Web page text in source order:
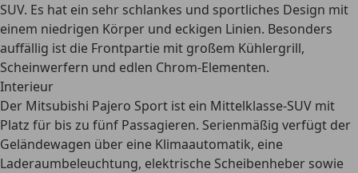
SUV. Es hat ein sehr schlankes und sportliches Design mit
einem niedrigen Körper und eckigen Linien. Besonders
auffällig ist die Frontpartie mit großem Kühlergrill,
Scheinwerfern und edlen Chrom-Elementen.
Interieur
Der Mitsubishi Pajero Sport ist ein Mittelklasse-SUV mit
Platz für bis zu fünf Passagieren. Serienmäßig verfügt der
Geländewagen über eine Klimaautomatik, eine
Laderaumbeleuchtung, elektrische Scheibenheber sowie